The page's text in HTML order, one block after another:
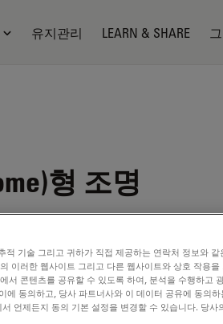
유지관리 LEARN & SHARE
형 조명
적 기술 그리고 귀하가 직접 제공하는 연락처 정보와
이러한 웹사이트 그리고 다른 웹사이트와 상호 작용
서 콘텐츠를 공유할 수 있도록 하여, 분석을 수행하고
에 동의하고, 당사 파트너사와 이 데이터 공유에 동의
언제든지 동의 기본 설정을 변경할 수 있습니다. 당사